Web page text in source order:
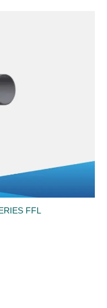
FFL